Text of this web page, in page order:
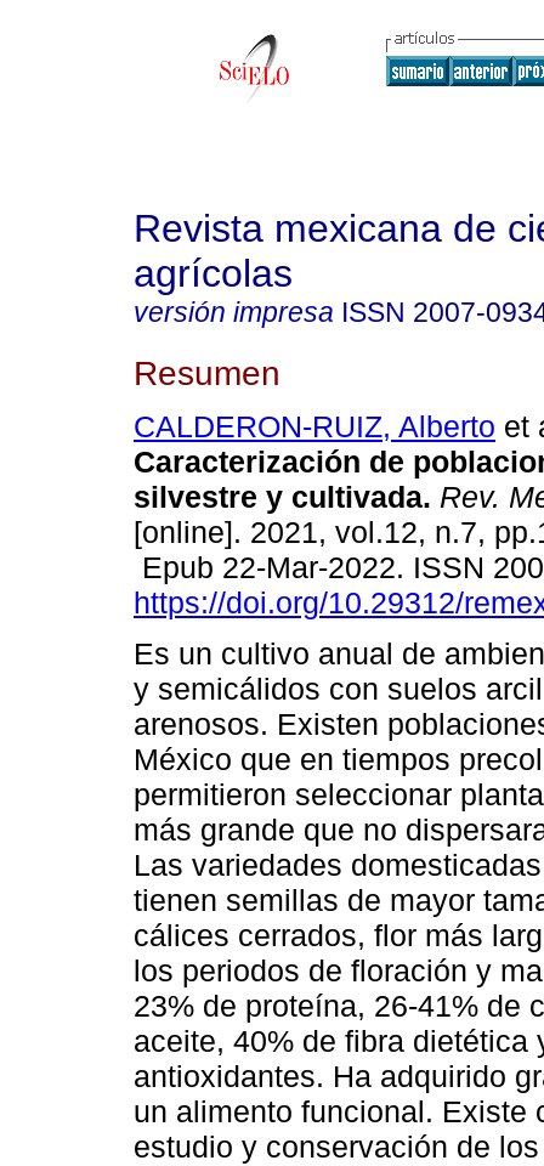
Revista mexicana de
agrícolas
versión impresa ISSN 2007-
Resumen
CALDERON-RUIZ, Alberto et
Caracterización de
silvestre y cultivada. Rev.
[online]. 2021, vol.12, n.7,
Epub 22-Mar-2022. ISSN
https://doi.org/10.29312/
Es un cultivo anual de
y semicálidos con suelos
arenosos. Existen
México que en tiempos
permitieron seleccionar
más grande que no
Las variedades
tienen semillas de mayor
cálices cerrados, flor más
los periodos de floración y
23% de proteína, 26-41% de
aceite, 40% de fibra
antioxidantes. Ha adquirido
un alimento funcional. Existe
estudio y conservación de